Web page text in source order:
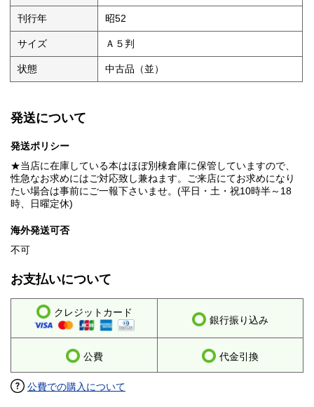
刊行年 昭52
サイズ Ａ５判
状態 中古品（並）
発送について
発送ポリシー
★当店に在庫している本はほぼ別棟倉庫に保管していますので、
性急なお求めにはご対応致し兼ねます。ご来店にてお求めになり
たい場合は事前にご一報下さいませ。(平日・土・祝10時半～18
時、日曜定休)
海外発送可否
不可
お支払いについて
クレジットカード
銀行振り込み
公費 代金引換
公費での購入について